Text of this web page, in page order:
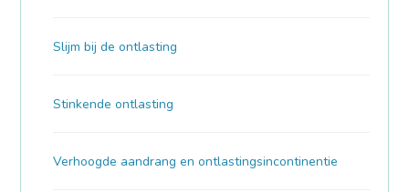
Slijm bij de ontlasting
Stinkende ontlasting
Verhoogde aandrang en ontlastingsincontinentie